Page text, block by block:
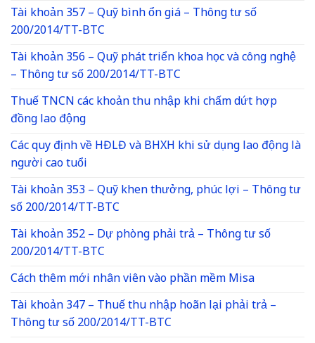
Tài khoản 357 – Quỹ bình ổn giá – Thông tư số
200/2014/TT-BTC
Tài khoản 356 – Quỹ phát triển khoa học và công nghệ
– Thông tư số 200/2014/TT-BTC
Thuế TNCN các khoản thu nhập khi chấm dứt hợp
đồng lao động
Các quy định về HĐLĐ và BHXH khi sử dụng lao động là
người cao tuổi
Tài khoản 353 – Quỹ khen thưởng, phúc lợi – Thông tư
số 200/2014/TT-BTC
Tài khoản 352 – Dự phòng phải trả – Thông tư số
200/2014/TT-BTC
Cách thêm mới nhân viên vào phần mềm Misa
Tài khoản 347 – Thuế thu nhập hoãn lại phải trả –
Thông tư số 200/2014/TT-BTC